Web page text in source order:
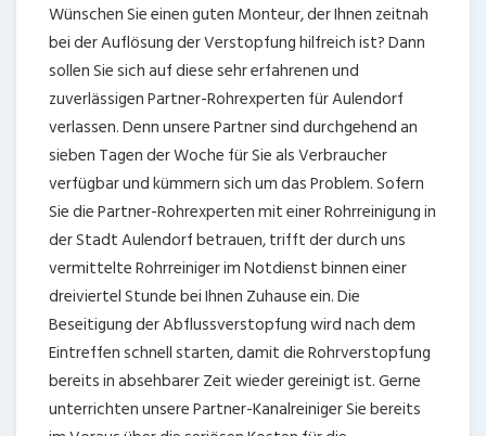
Wünschen Sie einen guten Monteur, der Ihnen zeitnah
bei der Auflösung der Verstopfung hilfreich ist? Dann
sollen Sie sich auf diese sehr erfahrenen und
zuverlässigen Partner-Rohrexperten für Aulendorf
verlassen. Denn unsere Partner sind durchgehend an
sieben Tagen der Woche für Sie als Verbraucher
verfügbar und kümmern sich um das Problem. Sofern
Sie die Partner-Rohrexperten mit einer Rohrreinigung in
der Stadt Aulendorf betrauen, trifft der durch uns
vermittelte Rohrreiniger im Notdienst binnen einer
dreiviertel Stunde bei Ihnen Zuhause ein. Die
Beseitigung der Abflussverstopfung wird nach dem
Eintreffen schnell starten, damit die Rohrverstopfung
bereits in absehbarer Zeit wieder gereinigt ist. Gerne
unterrichten unsere Partner-Kanalreiniger Sie bereits